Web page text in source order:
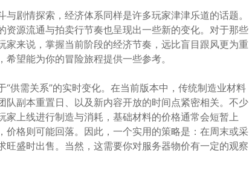
剧情探索，经济体系同样是许多玩家津津乐道的话题。
源流通与拍卖行节奏也呈现出一些新的变化。对于那些
来说，掌握当前阶段的经济节奏，远比盲目跟风更为重
望能为你的冒险旅程提供一些参考。
供需关系”的实时变化。在当前版本中，传统制造业材料
副本重置日、以及新内容开放的时间点紧密相关。不少
上线进行制造与消耗，基础材料的价格通常会短暂上
格则可能回落。因此，一个实用的策略是：在周末或采
盛时出售。当然，这需要你对服务器物价有一定的观察